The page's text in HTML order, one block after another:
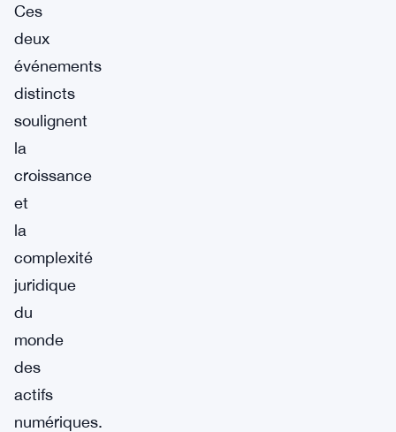
Ces
deux
événements
distincts
soulignent
la
croissance
et
la
complexité
juridique
du
monde
des
actifs
numériques.